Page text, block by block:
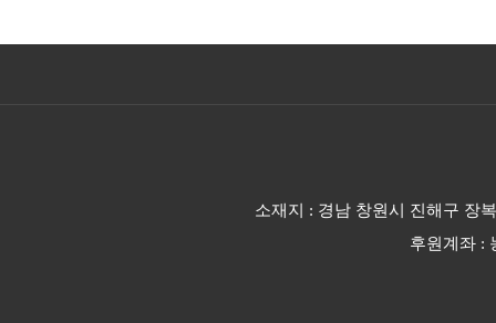
소재지 : 경남 창원시 진해구 장
후원계좌 :